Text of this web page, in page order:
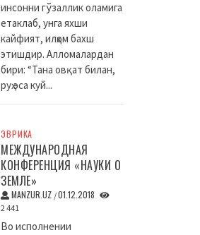
инсонни гўзаллик оламига
етаклаб, унга яхши
кайфият, илҳом бахш
этишдир. Алломалардан
бири: “Тана овқат билан,
руҳ эса куй...
ЭВРИКА
МЕЖДУНАРОДНАЯ
КОНФЕРЕНЦИЯ «НАУКИ О
ЗЕМЛЕ»
MANZUR.UZ /01.12.2018
2 441
Во исполнении